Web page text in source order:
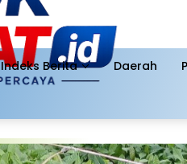
Indeks Berita Daerah